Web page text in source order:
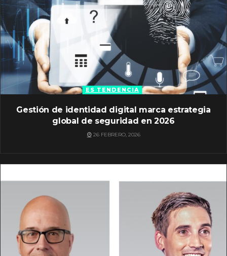
ES TENDENCIA
Gestión de identidad digital marca estrategia
global de seguridad en 2026
26 FEBRERO, 2026